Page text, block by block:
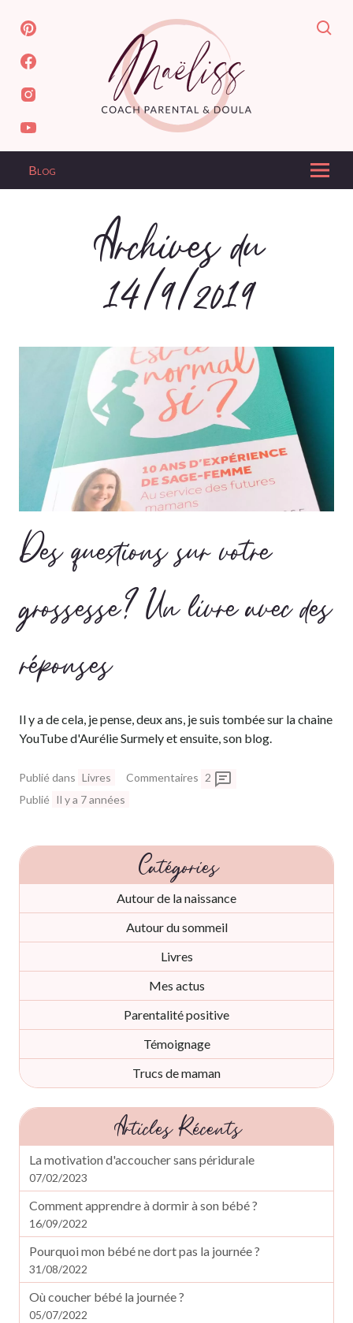
Blog
Archives du
14/9/2019
Des questions sur votre
grossesse? Un livre avec des
réponses
Il y a de cela, je pense, deux ans, je suis tombée sur la chaine
YouTube d'Aurélie Surmely et ensuite, son blog.
Publié dans Livres Commentaires 2
Publié Il y a 7 années
Catégories
Autour de la naissance
Autour du sommeil
Livres
Mes actus
Parentalité positive
Témoignage
Trucs de maman
Articles Récents
La motivation d'accoucher sans péridurale
07/02/2023
Comment apprendre à dormir à son bébé ?
16/09/2022
Pourquoi mon bébé ne dort pas la journée ?
31/08/2022
Où coucher bébé la journée ?
05/07/2022